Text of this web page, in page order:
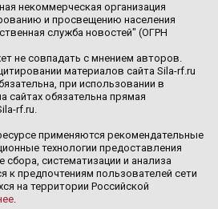
некоммерческая организация
и просвещению населения
служба новостей" (ОГРН
не совпадать с мнением авторов.
материалов сайта Sila-rf.ru
при использовании в
сайтах обязательна прямая
rf.ru.
применяются рекомендательные
технологии предоставления
систематизации и анализа
к предпочтениям пользователей сети
на территории Российской
.